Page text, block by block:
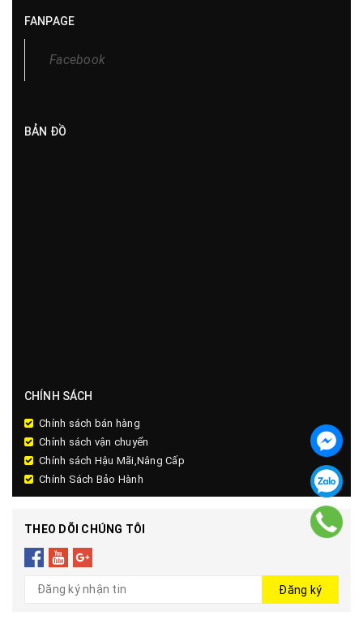
FANPAGE
Facebook
BẢN ĐỒ
CHÍNH SÁCH
Chính sách bán hàng
Chính sách vận chuyển
Chính sách Hậu Mãi,Nâng Cấp
Chính Sách Bảo Hành
THEO DÕI CHÚNG TÔI
Đăng ký